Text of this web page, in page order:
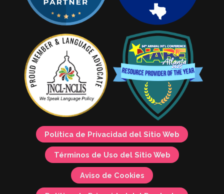
Política de Privacidad del Sitio Web
Términos de Uso del Sitio Web
Aviso de Cookies